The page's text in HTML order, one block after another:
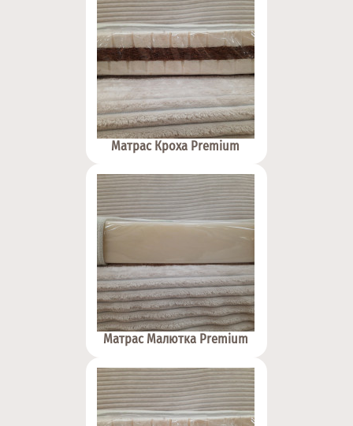
Матрас Кроха Premium
Матрас Малютка Premium